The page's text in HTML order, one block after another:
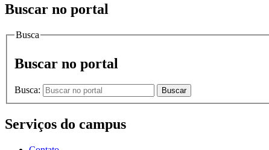
Buscar no portal
Busca
Buscar no portal
Busca: Buscar
Serviços do campus